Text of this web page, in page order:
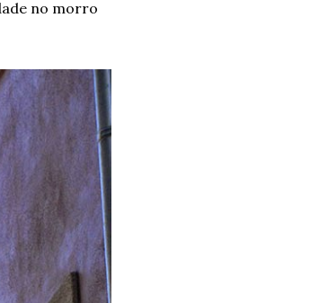
no morro